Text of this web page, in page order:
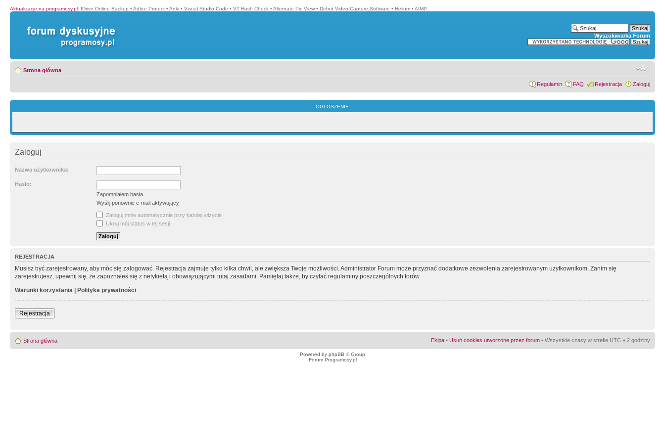
Aktualizacje na programosy.pl: IDrive Online Backup • Adlice Protect • Anki • Visual Studio Code • VT Hash Check • Alternate Pic View • Debut Video Capture Software • Helium • AIMP
Wyszukiwarka Forum
Strona główna
Regulamin FAQ Rejestracja Zaloguj
OGŁOSZENIE:
Zaloguj
Nazwa użytkownika:
Hasło:
Zapomniałem hasła
Wyślij ponownie e-mail aktywujący
Zaloguj mnie automatycznie przy każdej wizycie
Ukryj mój status w tej sesji
REJESTRACJA
Musisz być zarejestrowany, aby móc się zalogować. Rejestracja zajmuje tylko kilka chwil, ale zwiększa Twoje możliwości. Administrator Forum może przyznać dodatkowe zezwolenia zarejestrowanym użytkownikom. Zanim się
zarejestrujesz, upewnij się, że zapoznałeś się z netykietą i obowiązującymi tutaj zasadami. Pamiętaj także, by czytać regulaminy poszczególnych forów.
Warunki korzystania | Polityka prywatności
Rejestracja
Strona główna Ekipa • Usuń cookies utworzone przez forum • Wszystkie czasy w strefie UTC + 2 godziny
Powered by phpBB © Group
Forum Programosy.pl